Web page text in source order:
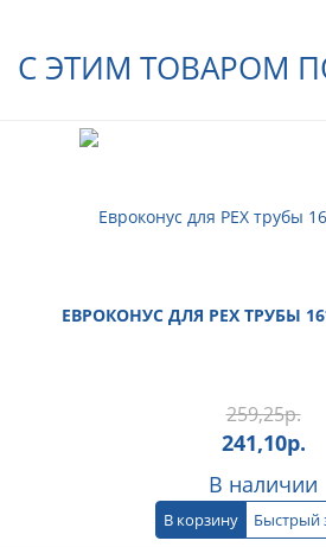
С ЭТИМ ТОВАРОМ
ЕВРОКОНУС ДЛЯ PEX ТРУБЫ
259,25р.
241,10р.
В наличии
В корзину Быстрый